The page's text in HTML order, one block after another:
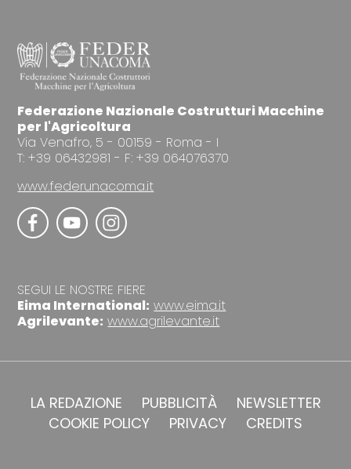
Federazione Nazionale Costrutturi Macchine
per l'Agricoltura
Via Venafro, 5 - 00159 - Roma - I
T: +39 06432981 - F: +39 064076370
www.federunacoma.it
SEGUI LE NOSTRE FIERE
Eima International: www.eima.it
Agrilevante: www.agrilevante.it
LA REDAZIONE PUBBLICITÀ
NEWSLETTER
COOKIE POLICY
PRIVACY CREDITS